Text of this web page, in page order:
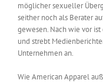
möglicher sexueller
seither noch als Berater
gewesen. Nach wie vor
und strebt
Unternehmen an.
Wie American Apparel